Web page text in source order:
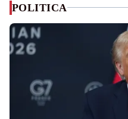
POLITICA